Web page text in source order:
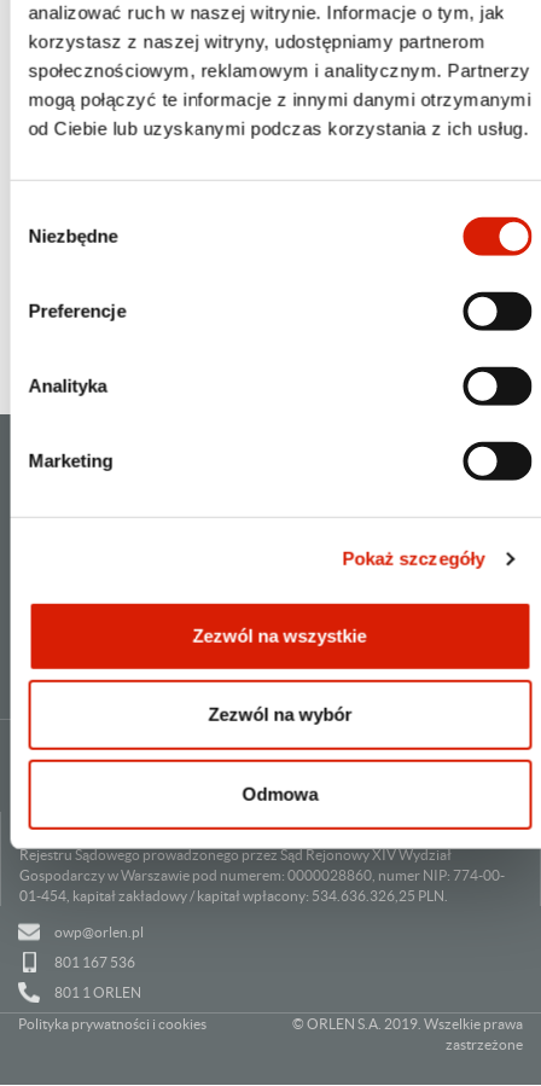
analizować ruch w naszej witrynie. Informacje o tym, jak
korzystasz z naszej witryny, udostępniamy partnerom
społecznościowym, reklamowym i analitycznym. Partnerzy
mogą połączyć te informacje z innymi danymi otrzymanymi
od Ciebie lub uzyskanymi podczas korzystania z ich usług.
zgody
Niezbędne
Preferencje
Analityka
Marketing
Pokaż szczegóły
Zezwól na wszystkie
Zezwól na wybór
Odmowa
każdej spółki giełdowej. Dlaczego inwestorzy i emitenci
inwestowaniu".
ORLEN Spółka Akcyjna, ul. Chemików 7, 09-411 Płock, wpisana do Krajowego
Rejestru Sądowego prowadzonego przez Sąd Rejonowy XIV Wydział
Gospodarczy w Warszawie pod numerem: 0000028860, numer NIP: 774-00-
01-454, kapitał zakładowy / kapitał wpłacony: 534.636.326,25 PLN.
owp@orlen.pl
801 167 536
801 1 ORLEN
Polityka prywatności i cookies
© ORLEN S.A. 2019. Wszelkie prawa
zastrzeżone